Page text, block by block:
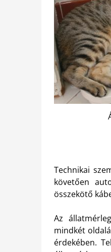
Technikai
követően
összekötő
Az
mindkét
érdekében.